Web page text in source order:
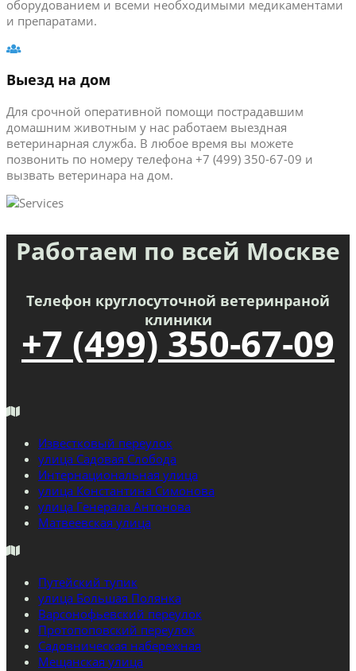
оборудованием и всеми необходимыми медикаментами
и препаратами.
Выезд на дом
Для срочной оперативной помощи пострадавшим
домашним животным у нас работаем выездная
ветеринарная служба. В любое время вы можете
позвонить по номеру телефона +7 (499) 350-67-09 и
вызвать ветеринара на дом.
Работаем по всей Москве
Телефон круглосуточной ветеринраной
клиники
+7 (499) 350-67-09
Известковый переулок
улица Садовая Слобода
Интернациональная улица
улица Константина Симонова
улица Генерала Антонова
Матвеевская улица
Путейский тупик
улица Большая Полянка
Варсонофьевский переулок
Протопоповский переулок
Садовническая набережная
Мещанская улица